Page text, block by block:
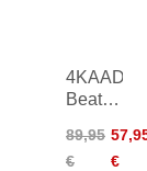
4KAAD
Beat
red/gold
89,95
€
€